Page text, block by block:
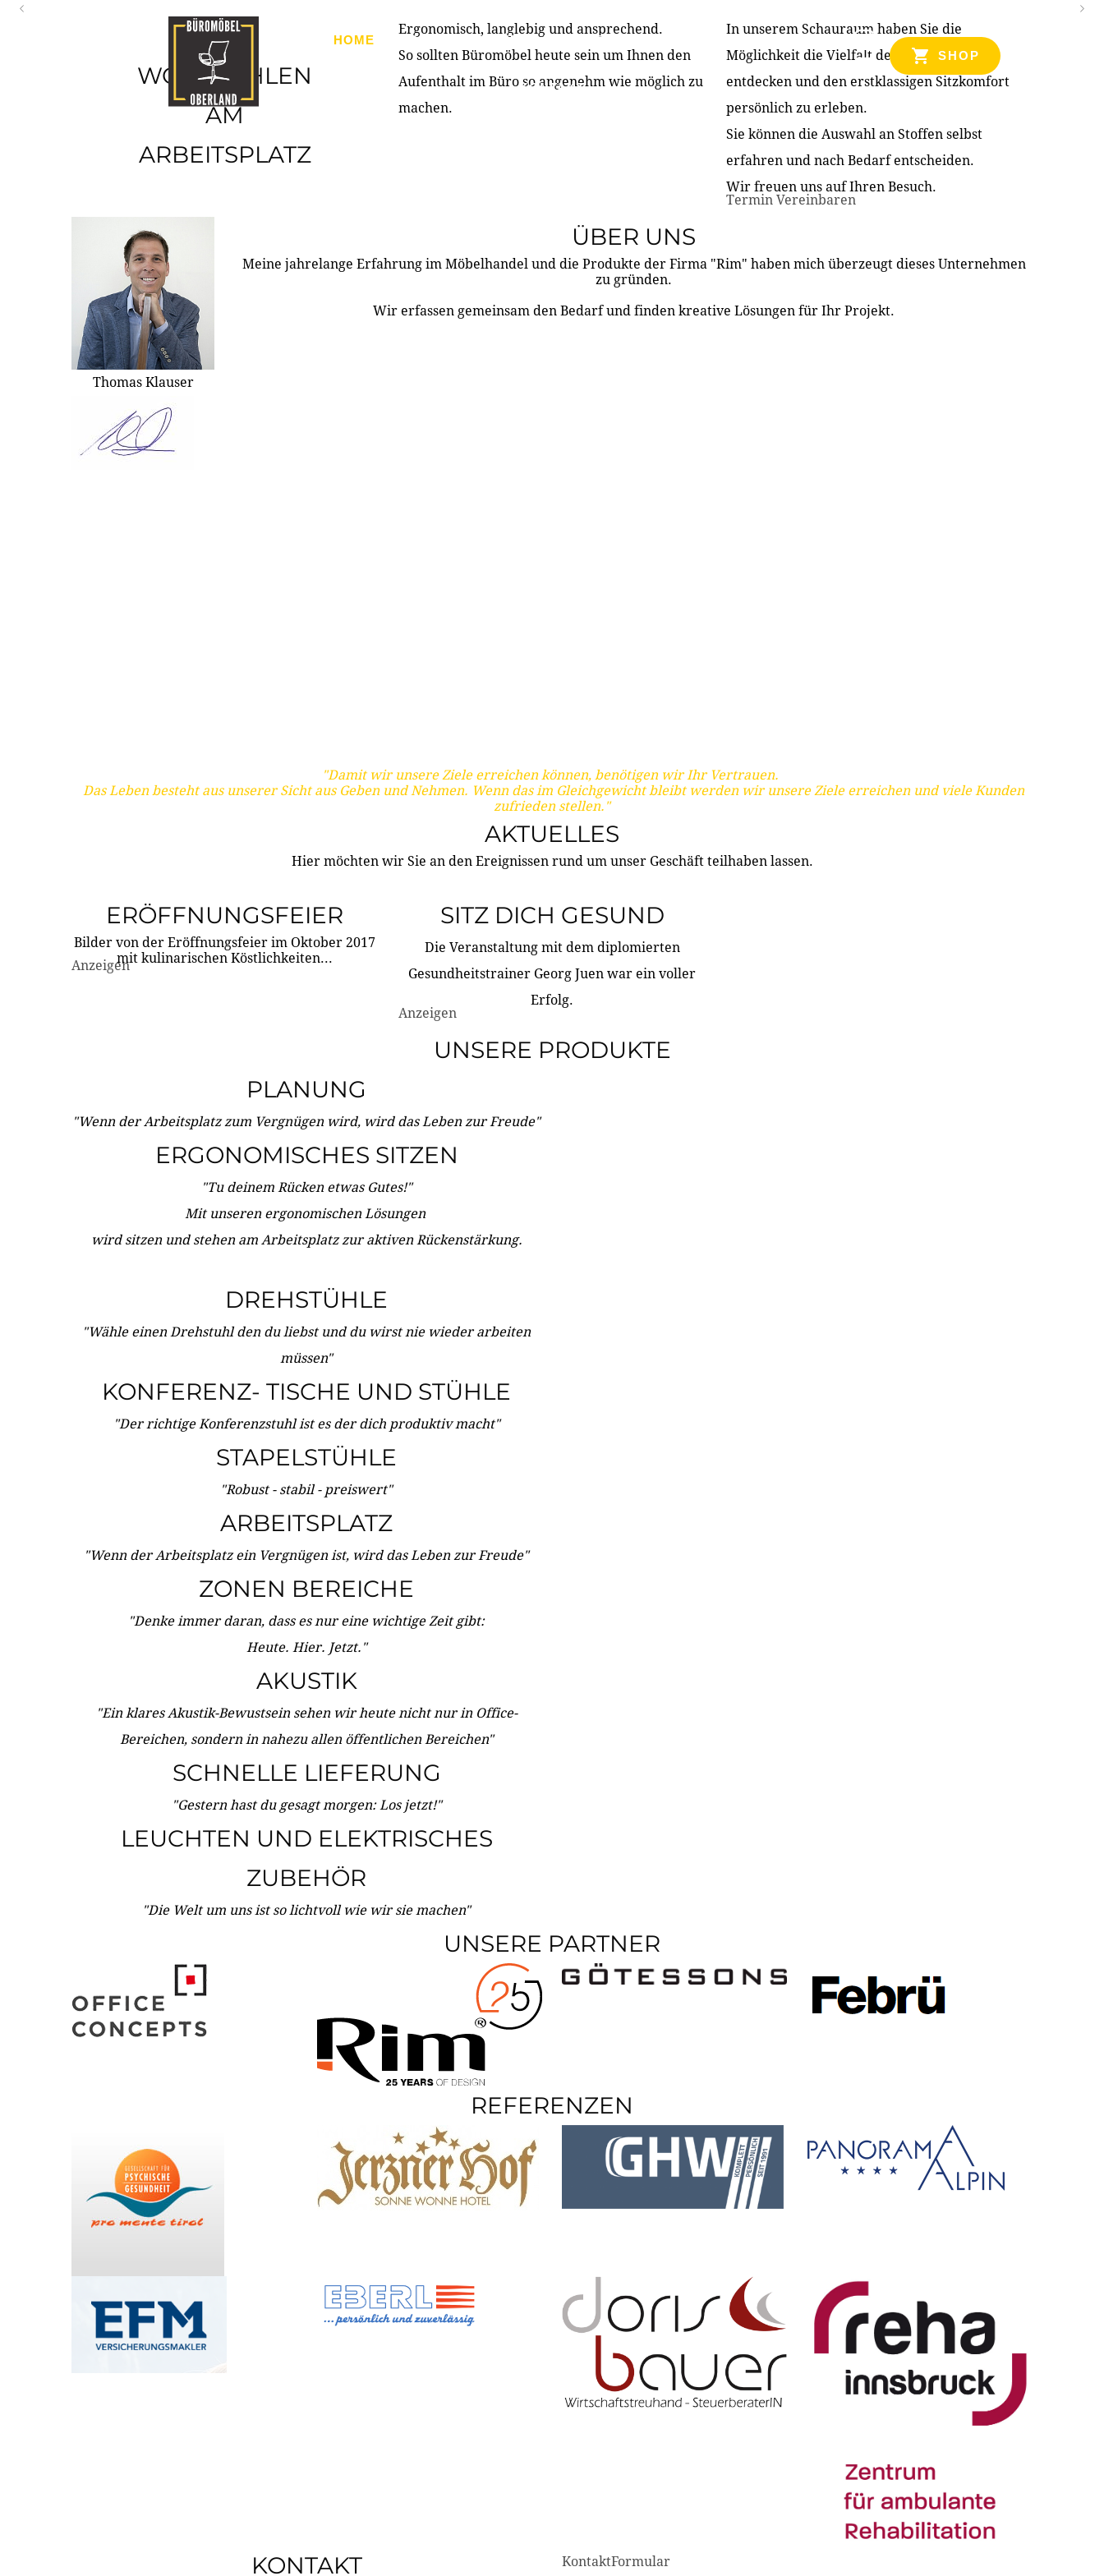
HOME PRODUKTE ÜBER UNS PARTNER & REFERENZEN
KONTAKT
SHOP
WOHLFÜHLEN
AM
ARBEITSPLATZ
Ergonomisch, langlebig und ansprechend.
So sollten Büromöbel heute sein um Ihnen den
Aufenthalt im Büro so angenehm wie möglich zu
machen.
In unserem Schauraum haben Sie die
Möglichkeit die Vielfalt der Produkte zu
entdecken und den erstklassigen Sitzkomfort
persönlich zu erleben.
Sie können die Auswahl an Stoffen selbst
erfahren und nach Bedarf entscheiden.
Wir freuen uns auf Ihren Besuch.
Termin Vereinbaren
Thomas Klauser
ÜBER UNS
Meine jahrelange Erfahrung im Möbelhandel und die Produkte der Firma "Rim" haben mich überzeugt dieses Unternehmen
zu gründen.
Wir erfassen gemeinsam den Bedarf und finden kreative Lösungen für Ihr Projekt.
"Damit wir unsere Ziele erreichen können, benötigen wir Ihr Vertrauen.
Das Leben besteht aus unserer Sicht aus Geben und Nehmen. Wenn das im Gleichgewicht bleibt werden wir unsere Ziele erreichen und viele Kunden
zufrieden stellen."
AKTUELLES
Hier möchten wir Sie an den Ereignissen rund um unser Geschäft teilhaben lassen.
ERÖFFNUNGSFEIER
Bilder von der Eröffnungsfeier im Oktober 2017
mit kulinarischen Köstlichkeiten...
Anzeigen
SITZ DICH GESUND
Die Veranstaltung mit dem diplomierten
Gesundheitstrainer Georg Juen war ein voller
Erfolg.
Anzeigen
UNSERE PRODUKTE
PLANUNG
"Wenn der Arbeitsplatz zum Vergnügen wird, wird das Leben zur Freude"
ERGONOMISCHES SITZEN
"Tu deinem Rücken etwas Gutes!"
Mit unseren ergonomischen Lösungen
wird sitzen und stehen am Arbeitsplatz zur aktiven Rückenstärkung.
DREHSTÜHLE
"Wähle einen Drehstuhl den du liebst und du wirst nie wieder arbeiten
müssen"
KONFERENZ- TISCHE UND STÜHLE
"Der richtige Konferenzstuhl ist es der dich produktiv macht"
STAPELSTÜHLE
"Robust - stabil - preiswert"
ARBEITSPLATZ
"Wenn der Arbeitsplatz ein Vergnügen ist, wird das Leben zur Freude"
ZONEN BEREICHE
"Denke immer daran, dass es nur eine wichtige Zeit gibt:
Heute. Hier. Jetzt."
AKUSTIK
"Ein klares Akustik-Bewustsein sehen wir heute nicht nur in Office-
Bereichen, sondern in nahezu allen öffentlichen Bereichen"
SCHNELLE LIEFERUNG
"Gestern hast du gesagt morgen: Los jetzt!"
LEUCHTEN UND ELEKTRISCHES
ZUBEHÖR
"Die Welt um uns ist so lichtvoll wie wir sie machen"
UNSERE PARTNER
REFERENZEN
KONTAKT KontaktFormular